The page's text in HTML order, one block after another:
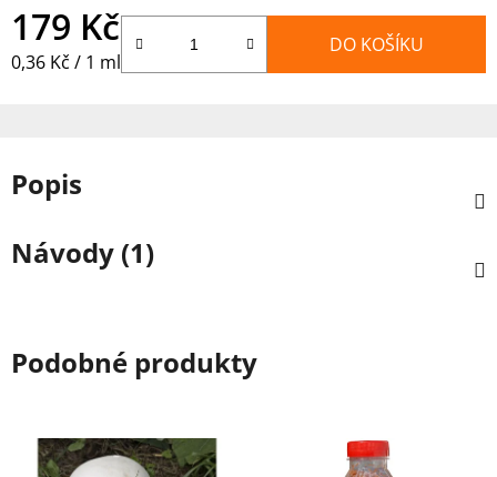
179 Kč
Měrná cena:
0,36 Kč / 1 ml
DO KOŠÍKU
Popis
Návody (1)
Podobné produkty